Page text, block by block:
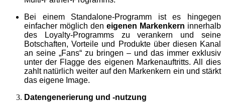
Bei einem Standalone-Programm ist es hingegen
einfacher möglich den eigenen Markenkern innerhalb
des Loyalty-Programms zu verankern und seine
Botschaften, Vorteile und Produkte über diesen Kanal
an seine „Fans“ zu bringen – und das immer exklusiv
unter der Flagge des eigenen Markenauftritts. All dies
zahlt natürlich weiter auf den Markenkern ein und stärkt
das eigene Image.
Datengenerierung und -nutzung